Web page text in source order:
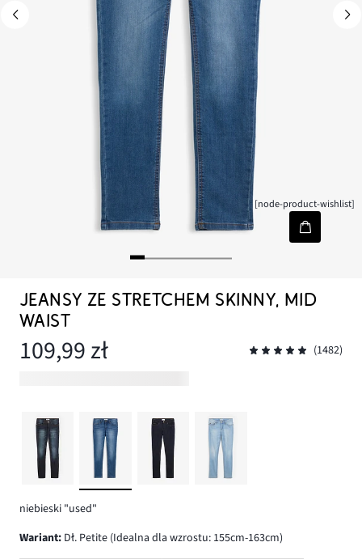
[node-product-wishlist]
JEANSY ZE STRETCHEM SKINNY, MID
WAIST
109,99 zł (1482)
niebieski "used"
wariant: Dł. Petite (Idealna dla wzrostu: 155cm-163cm)